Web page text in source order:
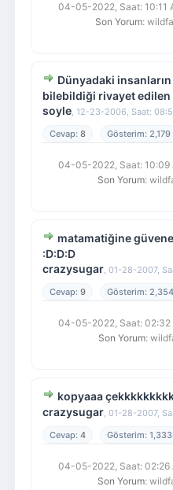
04-05-2022, Saat: 10:11
Son Yorum:
Dünyadaki insanların
bilebildiği rivayet edilen
soyle, 12-23-2006, Saat:
8
2,179
04-05-2022, Saat: 10:09
Son Yorum:
matamatiğine
:D:D:D
crazysugar, 01-28-2007,
9
2,354
04-05-2022, Saat: 02:32
Son Yorum:
kopyaaa
crazysugar, 01-28-2007,
4
1,333
04-05-2022, Saat: 02:26
Son Yorum: